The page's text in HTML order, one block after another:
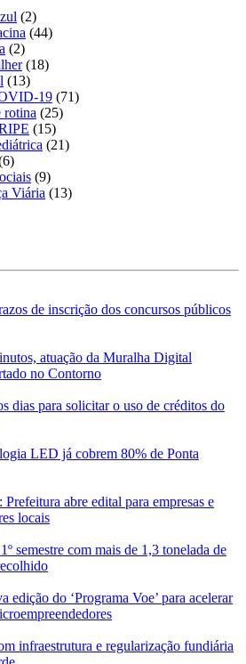
(2)
(44)
(2)
(18)
(13)
19 (71)
rotina (25)
(15)
(21)
(9)
Viária (13)
de inscrição dos concursos públicos
atuação da Muralha Digital
no Contorno
dias para solicitar o uso de créditos do
LED já cobrem 80% de Ponta
Prefeitura abre edital para empresas e
locais
semestre com mais de 1,3 tonelada de
edição do ‘Programa Voe’ para acelerar
infraestrutura e regularização fundiária